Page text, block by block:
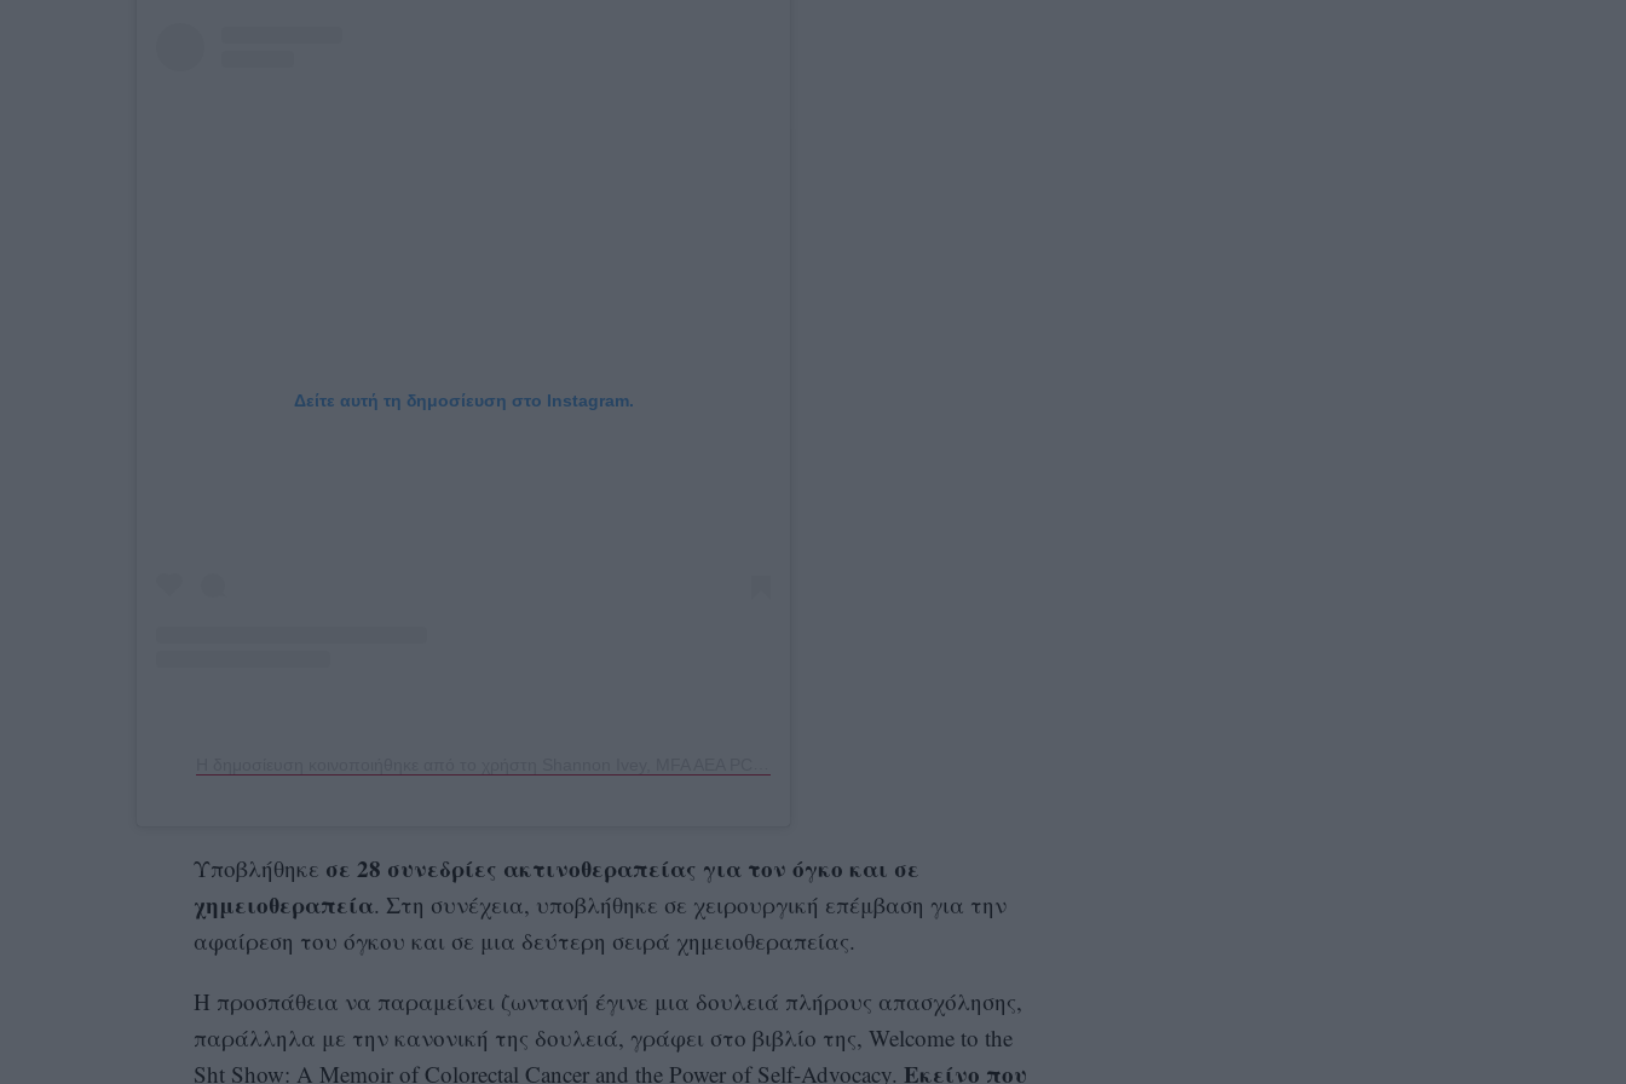
Δείτε αυτή τη δημοσίευση στο Instagram.
Υποβλήθηκε σε 28 συνεδρίες ακτινοθεραπείας για τον όγκο και σε
χημειοθεραπεία. Στη συνέχεια, υποβλήθηκε σε χειρουργική επέμβαση για την
αφαίρεση του όγκου και σε μια δεύτερη σειρά χημειοθεραπείας.
Η προσπάθεια να παραμείνει ζωντανή έγινε μια δουλειά πλήρους απασχόλησης,
παράλληλα με την κανονική της δουλειά, γράφει στο βιβλίο της, Welcome to the
Sht Show: A Memoir of Colorectal Cancer and the Power of Self-Advocacy. Εκείνο που